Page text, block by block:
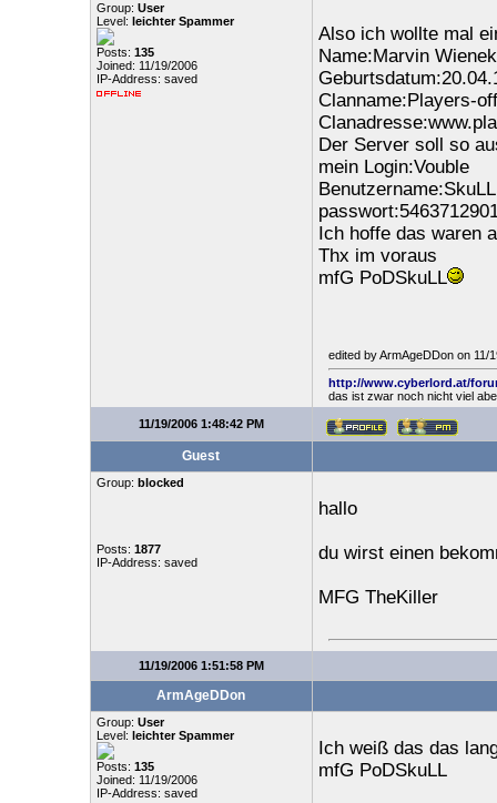
Group: User
Level: leichter Spammer
Posts: 135
Joined: 11/19/2006
IP-Address: saved
Also ich wollte mal
Name:Marvin
Clanname:Players-
Der Server soll so
mein Login:Vouble
Benutzername:SkuLL
Ich hoffe das waren
Thx im voraus
mfG PoDSkuLL
edited by ArmAgeDDon on 11/
http://www.cyberlord.at/
das ist zwar noch nicht viel
11/19/2006 1:48:42 PM
Guest
Group: blocked
Posts: 1877
IP-Address: saved
hallo
du wirst einen
MFG TheKiller
11/19/2006 1:51:58 PM
ArmAgeDDon
Group: User
Level: leichter Spammer
Posts: 135
Joined: 11/19/2006
IP-Address: saved
Ich weiß das das
mfG PoDSkuLL